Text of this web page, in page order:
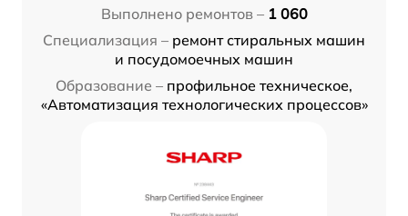
Выполнено ремонтов – 1 060
Специализация – ремонт стиральных машин
и посудомоечных машин
Образование – профильное техническое,
«Автоматизация технологических процессов»